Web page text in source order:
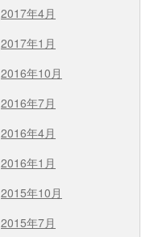
2017年4月
2017年1月
2016年10月
2016年7月
2016年4月
2016年1月
2015年10月
2015年7月